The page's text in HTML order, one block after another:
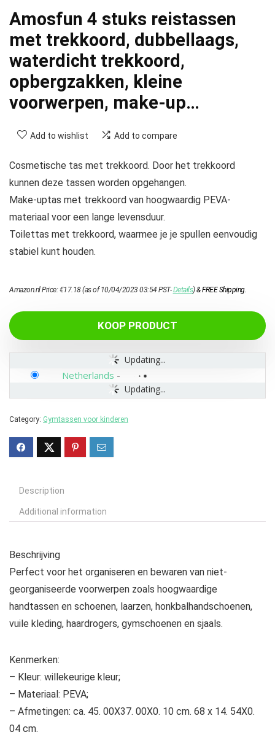
Amosfun 4 stuks reistassen
met trekkoord, dubbellaags,
waterdicht trekkoord,
opbergzakken, kleine
voorwerpen, make-up…
Add to wishlist Add to compare
Cosmetische tas met trekkoord. Door het trekkoord
kunnen deze tassen worden opgehangen.
Make-uptas met trekkoord van hoogwaardig PEVA-
materiaal voor een lange levensduur.
Toilettas met trekkoord, waarmee je je spullen eenvoudig
stabiel kunt houden.
Amazon.nl Price:€17.18(as of 10/04/2023 03:54 PST-Details)&FREE Shipping.
KOOP PRODUCT
Updating...
Updating...
Netherlands -
Category: Gymtassen voor kinderen
Description
Additional information
Beschrijving
Perfect voor het organiseren en bewaren van niet-
georganiseerde voorwerpen zoals hoogwaardige
handtassen en schoenen, laarzen, honkbalhandschoenen,
vuile kleding, haardrogers, gymschoenen en sjaals.
Kenmerken:
– Kleur: willekeurige kleur;
– Materiaal: PEVA;
– Afmetingen: ca. 45. 00X37. 00X0. 10 cm. 68 x 14. 54X0.
04 cm.